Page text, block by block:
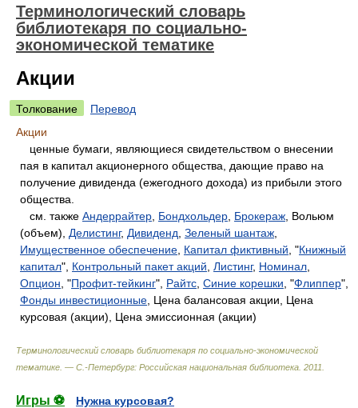
Терминологический словарь
библиотекаря по социально-
экономической тематике
Акции
Толкование
Перевод
Акции
ценные бумаги, являющиеся свидетельством о внесении
пая в капитал акционерного общества, дающие право на
получение дивиденда (ежегодного дохода) из прибыли этого
общества.
см. также Андеррайтер Бондхольдер Брокераж , Вольюм
(объем), Делистинг, Дивиденд Зеленый шантаж
Имущественное обеспечение Капитал фиктивный , "Книжный
капитал", Контрольный пакет акций Листинг, Номинал
Опцион , "Профит-тейкинг", Райтс Синие корешки , "Флиппер",
Фонды инвестиционные , Цена балансовая акции, Цена
курсовая (акции), Цена эмиссионная (акции)
Терминологический словарь библиотекаря по социально-экономической
тематике. — С.-Петербург: Российская национальная библиотека 2011
Игры ⚽
Нужна курсовая?